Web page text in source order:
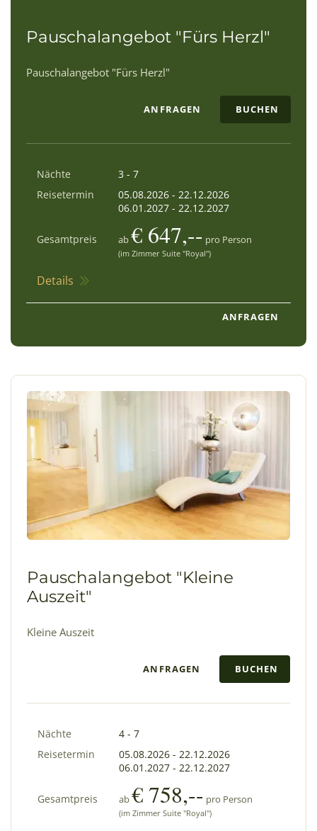
Pauschalangebot "Fürs Herzl"
Pauschalangebot "Fürs Herzl"
BUCHEN
ANFRAGEN
Nächte
3 - 7
Reisetermin
05.08.2026 - 22.12.2026
06.01.2027 - 22.12.2027
Gesamtpreis ab€ 647,-- pro Person
(im Zimmer Suite "Royal")
Details
ANFRAGEN
Pauschalangebot "Kleine
Auszeit"
Kleine Auszeit
BUCHEN
ANFRAGEN
Nächte
4 - 7
Reisetermin
05.08.2026 - 22.12.2026
06.01.2027 - 22.12.2027
Gesamtpreis ab€ 758,-- pro Person
(im Zimmer Suite "Royal")